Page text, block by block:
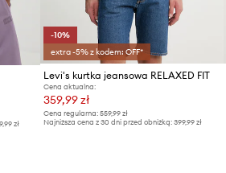
zł
-10%
extra -5% z kodem: OFF*
Levi's kurtka jeansowa RELAXED FIT
Cena aktualna:
359,99 zł
Cena regularna: 559,99 zł
Najniższa cena z 30 dni przed obniżką: 399,99 zł